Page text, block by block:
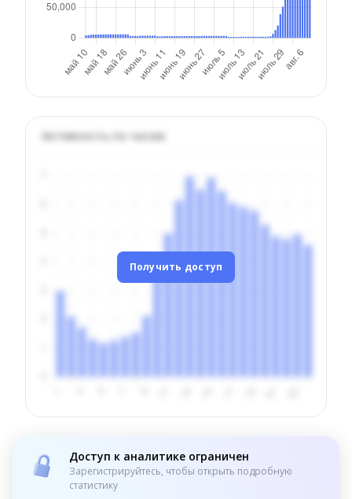
Активность по часам
Получить доступ
Доступ к аналитике ограничен
Зарегистрируйтесь, чтобы открыть подробную
статистику